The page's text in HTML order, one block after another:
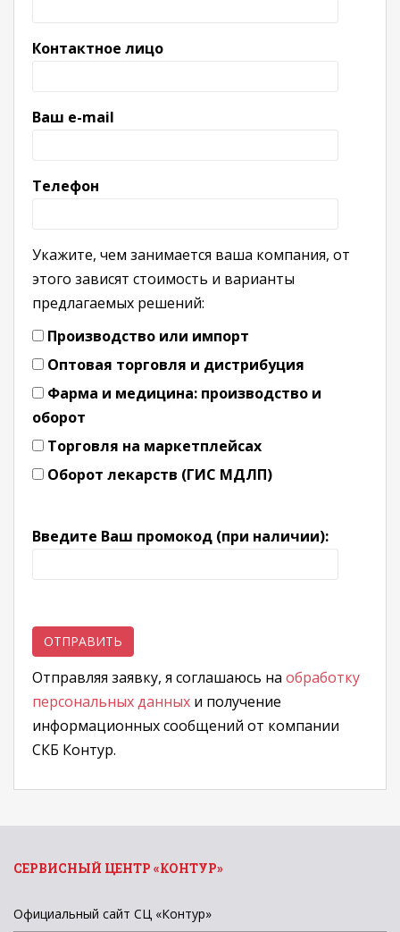
Контактное лицо
Ваш e-mail
Телефон
Укажите, чем занимается ваша компания, от
этого зависят стоимость и варианты
предлагаемых решений:
Производство или импорт
Оптовая торговля и дистрибуция
Фарма и медицина: производство и
оборот
Торговля на маркетплейсах
Оборот лекарств (ГИС МДЛП)
Введите Ваш промокод (при наличии):
Отправляя заявку, я соглашаюсь на обработку
персональных данных и получение
информационных сообщений от компании
СКБ Контур.
СЕРВИСНЫЙ ЦЕНТР «КОНТУР»
Официальный сайт СЦ «Контур»